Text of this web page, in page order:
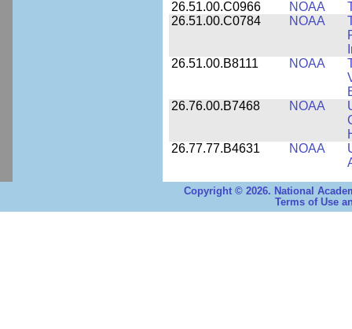
26.51.00.C0966 NOAA
26.51.00.C0784
NOAA
26.51.00.B8111
NOAA
26.76.00.B7468
NOAA
26.77.77.B4631
NOAA
Copyright © 2026. National
Terms of Use